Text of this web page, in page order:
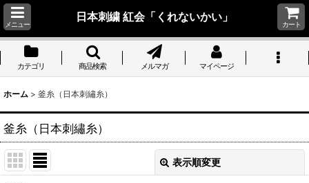
メニュー
日本刺繍 紅会「くれないかい」
カート
カテゴリ 商品検索 メルマガ マイページ
ホーム > 釜糸（日本刺繡糸）
釜糸（日本刺繡糸）
表示順変更